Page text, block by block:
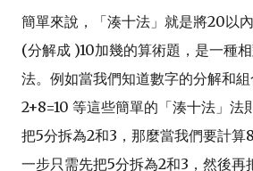
簡單來說，「湊十法」就是將20以
(分解成 )10加幾的算術題，是一種
法。例如當我們知道數字的分解和組
2+8=10 等這些簡單的「湊十法」法
把5分拆為2和3，那麼當我們要計算
一步只需先把5分拆為2和3， 然後再